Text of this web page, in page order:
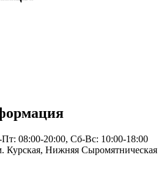
08:00-20:00, Сб-Вс: 10:00-18:00
Курская, Нижняя Сыромятническая